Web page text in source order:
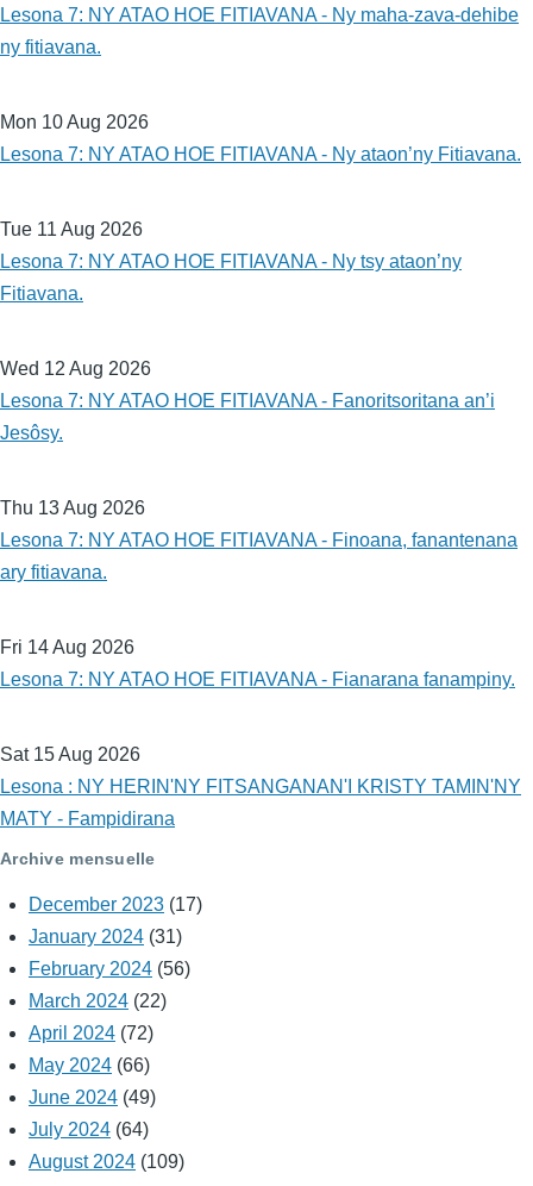
Lesona 7: NY ATAO HOE FITIAVANA - Ny maha-zava-dehibe
ny fitiavana.
Mon 10 Aug 2026
Lesona 7: NY ATAO HOE FITIAVANA - Ny ataon’ny Fitiavana.
Tue 11 Aug 2026
Lesona 7: NY ATAO HOE FITIAVANA - Ny tsy ataon’ny
Fitiavana.
Wed 12 Aug 2026
Lesona 7: NY ATAO HOE FITIAVANA - Fanoritsoritana an’i
Jesôsy.
Thu 13 Aug 2026
Lesona 7: NY ATAO HOE FITIAVANA - Finoana, fanantenana
ary fitiavana.
Fri 14 Aug 2026
Lesona 7: NY ATAO HOE FITIAVANA - Fianarana fanampiny.
Sat 15 Aug 2026
Lesona : NY HERIN'NY FITSANGANAN'I KRISTY TAMIN'NY
MATY - Fampidirana
Archive mensuelle
December 2023 (17)
January 2024 (31)
February 2024 (56)
March 2024 (22)
April 2024 (72)
May 2024 (66)
June 2024 (49)
July 2024 (64)
August 2024 (109)